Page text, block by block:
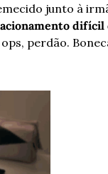
junto à
difícil
perdão.